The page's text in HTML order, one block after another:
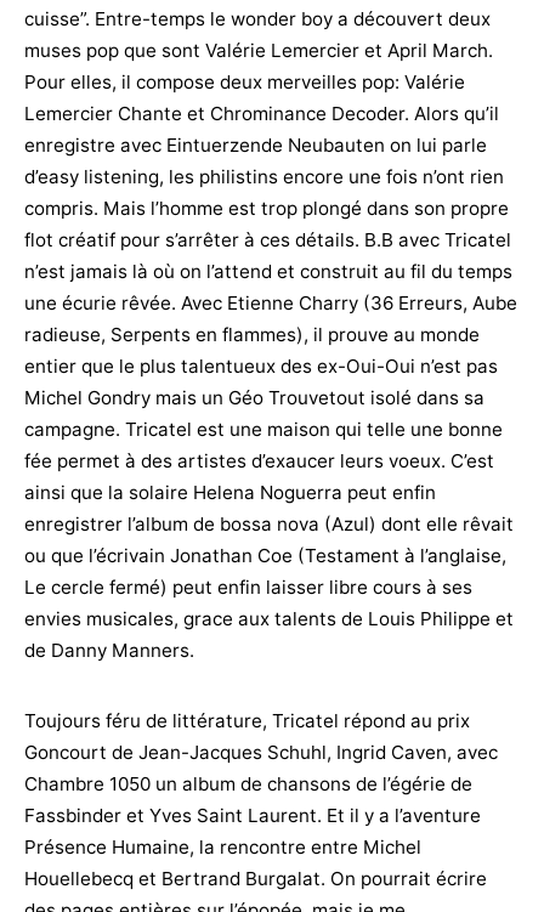
cuisse”. Entre-temps le wonder boy a découvert deux
muses pop que sont Valérie Lemercier et April March.
Pour elles, il compose deux merveilles pop: Valérie
Lemercier Chante et Chrominance Decoder. Alors qu’il
enregistre avec Eintuerzende Neubauten on lui parle
d’easy listening, les philistins encore une fois n’ont rien
compris. Mais l’homme est trop plongé dans son propre
flot créatif pour s’arrêter à ces détails. B.B avec Tricatel
n’est jamais là où on l’attend et construit au fil du temps
une écurie rêvée. Avec Etienne Charry (36 Erreurs, Aube
radieuse, Serpents en flammes), il prouve au monde
entier que le plus talentueux des ex-Oui-Oui n’est pas
Michel Gondry mais un Géo Trouvetout isolé dans sa
campagne. Tricatel est une maison qui telle une bonne
fée permet à des artistes d’exaucer leurs voeux. C’est
ainsi que la solaire Helena Noguerra peut enfin
enregistrer l’album de bossa nova (Azul) dont elle rêvait
ou que l’écrivain Jonathan Coe (Testament à l’anglaise,
Le cercle fermé) peut enfin laisser libre cours à ses
envies musicales, grace aux talents de Louis Philippe et
de Danny Manners.
Toujours féru de littérature, Tricatel répond au prix
Goncourt de Jean-Jacques Schuhl, Ingrid Caven, avec
Chambre 1050 un album de chansons de l’égérie de
Fassbinder et Yves Saint Laurent. Et il y a l’aventure
Présence Humaine, la rencontre entre Michel
Houellebecq et Bertrand Burgalat. On pourrait écrire